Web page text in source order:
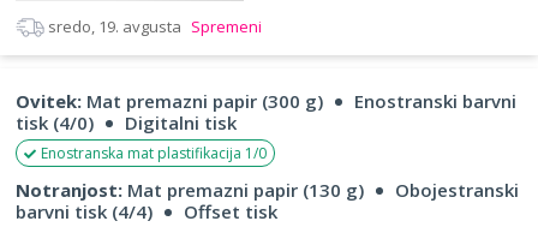
sredo, 19. avgusta Spremeni
Ovitek: Mat premazni papir (300 g)
Enostranski barvni
tisk (4/0)
Digitalni tisk
Enostranska mat plastifikacija 1/0
Notranjost: Mat premazni papir (130 g)
Obojestranski
barvni tisk (4/4)
Offset tisk